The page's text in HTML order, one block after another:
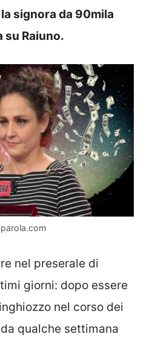
signora da 90mila
Raiuno.
nel preserale di
giorni: dopo essere
nel corso dei
qualche settimana